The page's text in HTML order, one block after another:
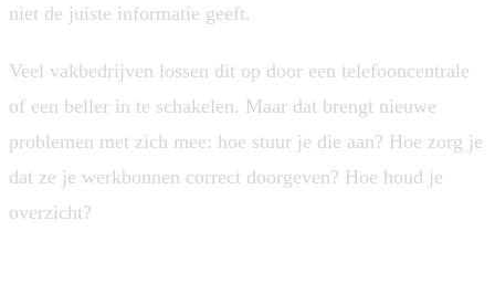
niet de juiste informatie geeft.
Veel vakbedrijven lossen dit op door een telefooncentrale
of een beller in te schakelen. Maar dat brengt nieuwe
problemen met zich mee: hoe stuur je die aan? Hoe zorg je
dat ze je werkbonnen correct doorgeven? Hoe houd je
overzicht?